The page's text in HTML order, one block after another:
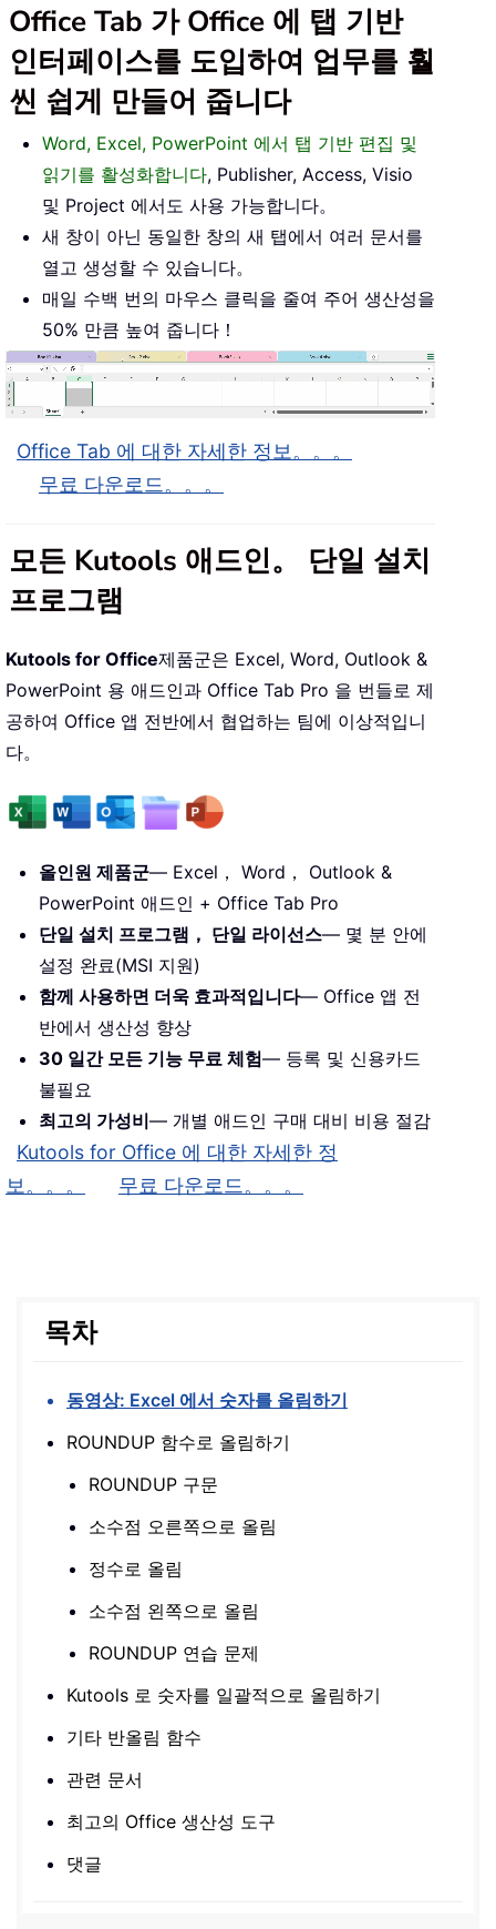
Office Tab 가 Office 에 탭 기반
인터페이스를 도입하여 업무를 훨
씬 쉽게 만들어 줍니다
Word, Excel, PowerPoint 에서 탭 기반 편집 및
읽기를 활성화합니다, Publisher, Access, Visio
및 Project 에서도 사용 가능합니다。
새 창이 아닌 동일한 창의 새 탭에서 여러 문서를
열고 생성할 수 있습니다。
매일 수백 번의 마우스 클릭을 줄여 주어 생산성을
50% 만큼 높여 줍니다！
Office Tab 에 대한 자세한 정보。。。
무료 다운로드。。。
모든 Kutools 애드인。 단일 설치
프로그램
Kutools for Office제품군은 Excel, Word, Outlook &
PowerPoint 용 애드인과 Office Tab Pro 을 번들로 제
공하여 Office 앱 전반에서 협업하는 팀에 이상적입니
다。
올인원 제품군— Excel， Word， Outlook &
PowerPoint 애드인 + Office Tab Pro
단일 설치 프로그램， 단일 라이선스— 몇 분 안에
설정 완료(MSI 지원)
함께 사용하면 더욱 효과적입니다— Office 앱 전
반에서 생산성 향상
30 일간 모든 기능 무료 체험— 등록 및 신용카드
불필요
최고의 가성비— 개별 애드인 구매 대비 비용 절감
Kutools for Office 에 대한 자세한 정
보。。。
무료 다운로드。。。
목차
동영상: Excel 에서 숫자를 올림하기
ROUNDUP 함수로 올림하기
ROUNDUP 구문
소수점 오른쪽으로 올림
정수로 올림
소수점 왼쪽으로 올림
ROUNDUP 연습 문제
Kutools 로 숫자를 일괄적으로 올림하기
기타 반올림 함수
관련 문서
최고의 Office 생산성 도구
댓글